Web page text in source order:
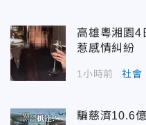
高雄粵湘園4
惹感情糾紛
1小時前 社會
騙慈濟10.6